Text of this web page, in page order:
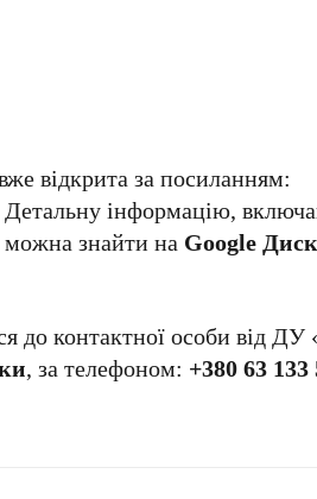
відкрита за посиланням:
Детальну інформацію,
можна знайти на Google
до контактної особи від ДУ
, за телефоном: +380 63 133